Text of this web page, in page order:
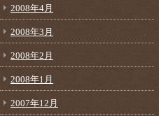
2008年4月
2008年3月
2008年2月
2008年1月
2007年12月